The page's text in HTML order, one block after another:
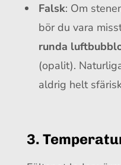
Falsk: Om
bör du vara
runda
(opalit).
aldrig helt
3.